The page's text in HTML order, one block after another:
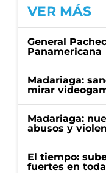
VER MÁS
General
Panamericana
Madariaga:
mirar
Madariaga:
abusos y
El tiempo:
fuertes en